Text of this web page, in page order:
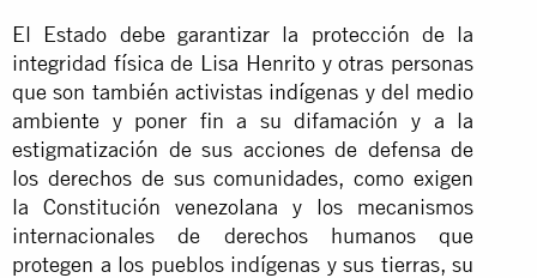
El Estado debe garantizar la protección de la
integridad física de Lisa Henrito y otras personas
que son también activistas indígenas y del medio
ambiente y poner fin a su difamación y a la
estigmatización de sus acciones de defensa de
los derechos de sus comunidades, como exigen
la Constitución venezolana y los mecanismos
internacionales de derechos humanos que
protegen a los pueblos indígenas y sus tierras, su